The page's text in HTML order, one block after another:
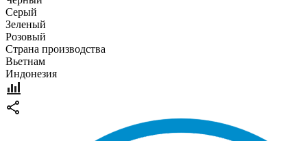
Серый
Зеленый
Розовый
Страна производства
Вьетнам
Индонезия